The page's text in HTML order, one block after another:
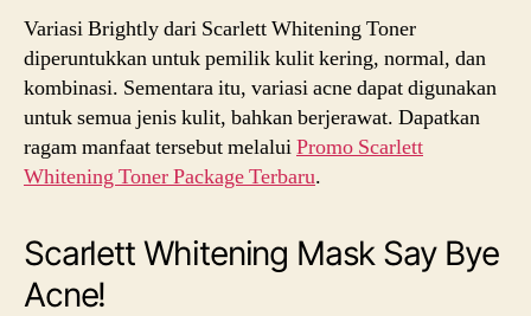
Variasi Brightly dari Scarlett Whitening Toner
diperuntukkan untuk pemilik kulit kering, normal, dan
kombinasi. Sementara itu, variasi acne dapat digunakan
untuk semua jenis kulit, bahkan berjerawat. Dapatkan
ragam manfaat tersebut melaluiPromo Scarlett
Whitening Toner Package Terbaru.
Scarlett Whitening Mask Say Bye
Acne!